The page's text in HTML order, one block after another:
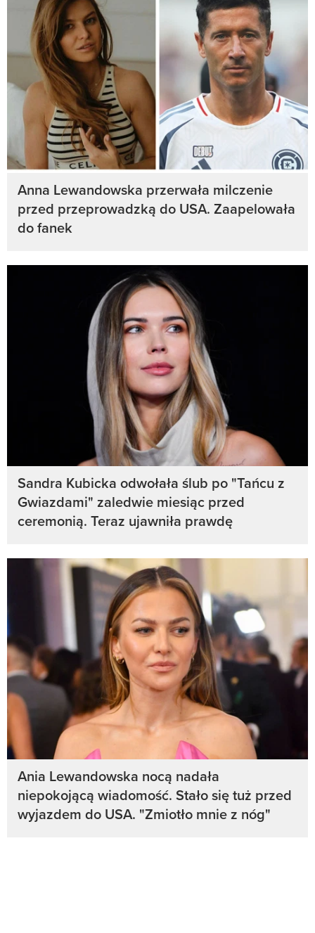
Anna Lewandowska przerwała milczenie
przed przeprowadzką do USA. Zaapelowała
do fanek
Sandra Kubicka odwołała ślub po "Tańcu z
Gwiazdami" zaledwie miesiąc przed
ceremonią. Teraz ujawniła prawdę
Ania Lewandowska nocą nadała
niepokojącą wiadomość. Stało się tuż przed
wyjazdem do USA. "Zmiotło mnie z nóg"